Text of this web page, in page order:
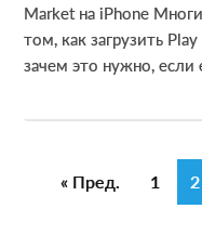
Market на iPhone
том, как загрузить
зачем это нужно, если
« Пред.
G
1
G
o
2